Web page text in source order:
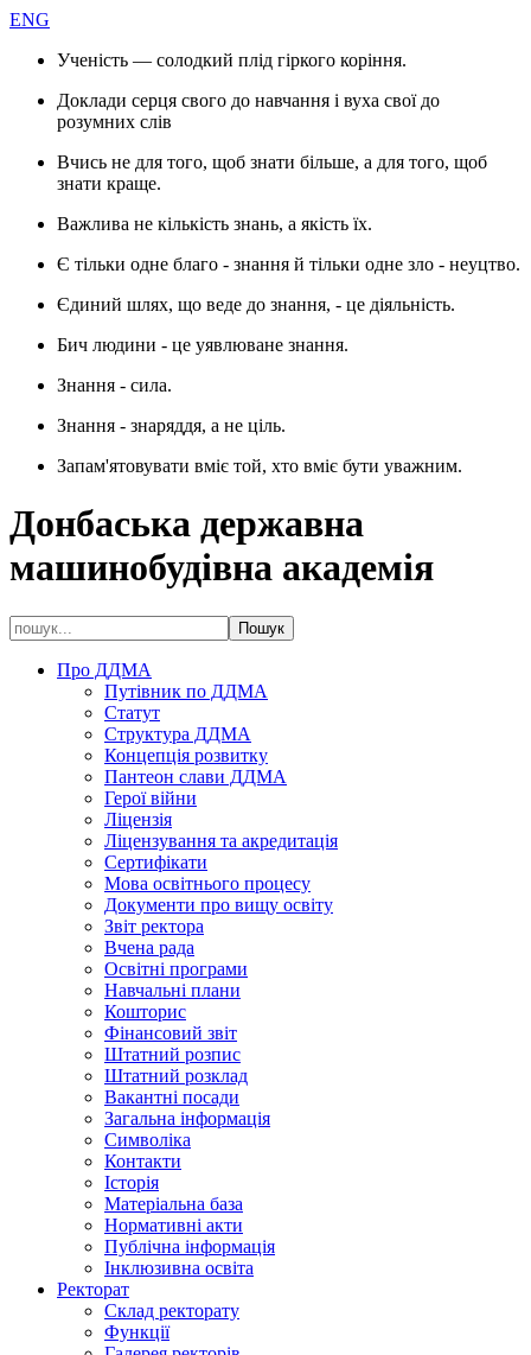
ENG
Ученість — солодкий плід гіркого коріння.
Доклади серця свого до навчання і вуха свої до
розумних слів
Вчись не для того, щоб знати більше, а для того, щоб
знати краще.
Важлива не кількість знань, а якість їх.
Є тільки одне благо - знання й тільки одне зло - неуцтво.
Єдиний шлях, що веде до знання, - це діяльність.
Бич людини - це уявлюване знання.
Знання - сила.
Знання - знаряддя, а не ціль.
Запам'ятовувати вміє той, хто вміє бути уважним.
Донбаська державна
машинобудівна академія
Про ДДМА
Путівник по ДДМА
Статут
Структура ДДМА
Концепція розвитку
Пантеон слави ДДМА
Герої війни
Ліцензія
Ліцензування та акредитація
Сертифікати
Мова освітнього процесу
Документи про вищу освіту
Звіт ректора
Вчена рада
Освітні програми
Навчальні плани
Кошторис
Фінансовий звіт
Штатний розпис
Штатний розклад
Вакантні посади
Загальна інформація
Символіка
Контакти
Історія
Матеріальна база
Нормативні акти
Публічна інформація
Інклюзивна освіта
Ректорат
Склад ректорату
Функції